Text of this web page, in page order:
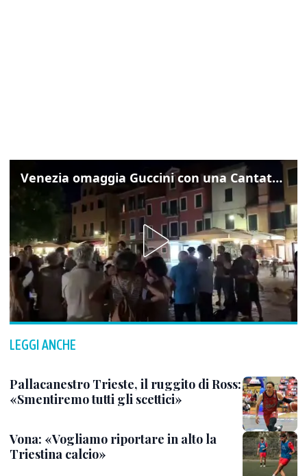
Venezia omaggia Guccini con una Cantata Anarchica in campo Santa Margherita
LEGGI ANCHE
Pallacanestro Trieste, il ruggito di Ross:
«Smentiremo tutti gli scettici»
Vona: «Vogliamo riportare in alto la
Triestina calcio»